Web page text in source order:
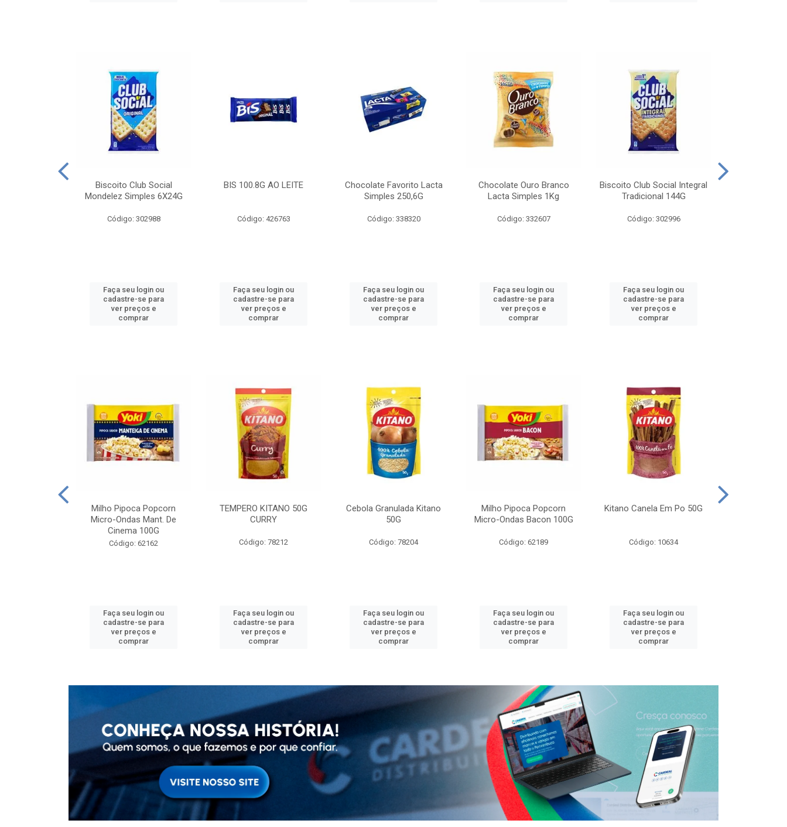
Biscoito Club Social
Mondelez Simples 6X24G
Código: 302988
Faça seu login ou
cadastre-se para
ver preços e
comprar
BIS 100.8G AO LEITE
Código: 426763
Faça seu login ou
cadastre-se para
ver preços e
comprar
Chocolate Favorito Lacta
Simples 250,6G
Código: 338320
Faça seu login ou
cadastre-se para
ver preços e
comprar
Chocolate Ouro Branco
Lacta Simples 1Kg
Código: 332607
Faça seu login ou
cadastre-se para
ver preços e
comprar
Biscoito Club Social Integral
Tradicional 144G
Código: 302996
Faça seu login ou
cadastre-se para
ver preços e
comprar
Milho Pipoca Popcorn
Micro-Ondas Mant. De
Cinema 100G
Código: 62162
Faça seu login ou
cadastre-se para
ver preços e
comprar
TEMPERO KITANO 50G
CURRY
Código: 78212
Faça seu login ou
cadastre-se para
ver preços e
comprar
Cebola Granulada Kitano
50G
Código: 78204
Faça seu login ou
cadastre-se para
ver preços e
comprar
Milho Pipoca Popcorn
Micro-Ondas Bacon 100G
Código: 62189
Faça seu login ou
cadastre-se para
ver preços e
comprar
Kitano Canela Em Po 50G
Código: 10634
Faça seu login ou
cadastre-se para
ver preços e
comprar